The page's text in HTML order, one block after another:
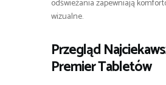
odświeżania zapewniają
wizualne.
Przegląd
Premier Tabletów